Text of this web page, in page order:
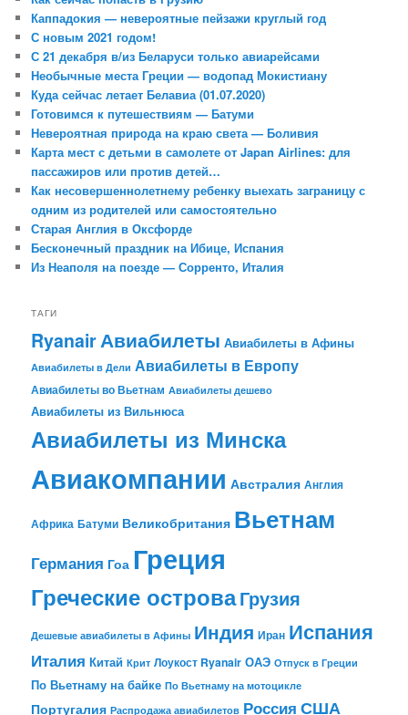
Каппадокия — невероятные пейзажи круглый год
С новым 2021 годом!
С 21 декабря в/из Беларуси только авиарейсами
Необычные места Греции — водопад Мокистиану
Куда сейчас летает Белавиа (01.07.2020)
Готовимся к путешествиям — Батуми
Невероятная природа на краю света — Боливия
Карта мест с детьми в самолете от Japan Airlines: для
пассажиров или против детей…
Как несовершеннолетнему ребенку выехать заграницу с
одним из родителей или самостоятельно
Старая Англия в Оксфорде
Бесконечный праздник на Ибице, Испания
Из Неаполя на поезде — Сорренто, Италия
ТАГИ
RyanairАвиабилеты Авиабилеты в Афины
Авиабилеты в Дели Авиабилеты в Европу
Авиабилеты во Вьетнам Авиабилеты дешево
Авиабилеты из Вильнюса
Авиабилеты из Минска
Авиакомпании Австралия Англия
Африка Батуми Великобритания Вьетнам
Германия Гоа Греция
Греческие островаГрузия
Дешевые авиабилеты в Афины Индия Иран Испания
Италия Китай Крит Лоукост Ryanair ОАЭ Отпуск в Греции
По Вьетнаму на байке По Вьетнаму на мотоцикле
Португалия Распродажа авиабилетов Россия США